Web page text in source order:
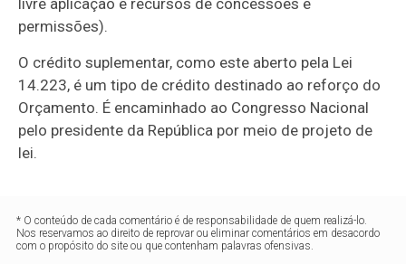
livre aplicação e recursos de concessões e
permissões).
O crédito suplementar, como este aberto pela Lei
14.223, é um tipo de crédito destinado ao reforço do
Orçamento. É encaminhado ao Congresso Nacional
pelo presidente da República por meio de projeto de
lei.
* O conteúdo de cada comentário é de responsabilidade de quem realizá-lo.
Nos reservamos ao direito de reprovar ou eliminar comentários em desacordo
com o propósito do site ou que contenham palavras ofensivas.